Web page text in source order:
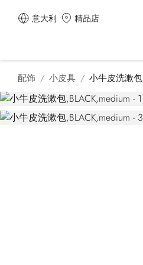
意大利 精品店
配饰 小皮具 小牛皮洗漱包